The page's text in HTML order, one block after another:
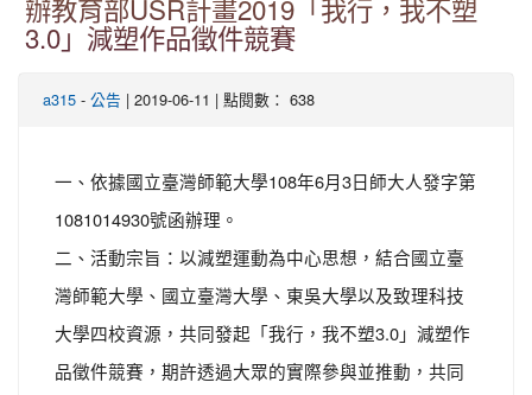
辦教育部USR計畫2019「我行，我不塑
3.0」減塑作品徵件競賽
a315 - 公告 | 2019-06-11 | 點閱數： 638
一、依據國立臺灣師範大學108年6月3日師大人發字第
1081014930號函辦理。
二、活動宗旨：以減塑運動為中心思想，結合國立臺
灣師範大學、國立臺灣大學、東吳大學以及致理科技
大學四校資源，共同發起「我行，我不塑3.0」減塑作
品徵件競賽，期許透過大眾的實際參與並推動，共同